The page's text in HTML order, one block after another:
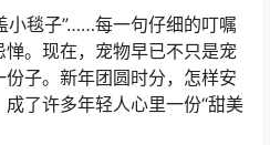
小毯子”……每一句仔细的叮嘱
。现在，宠物早已不只是宠
子。新年团圆时分，怎样安
了许多年轻人心里一份“甜美